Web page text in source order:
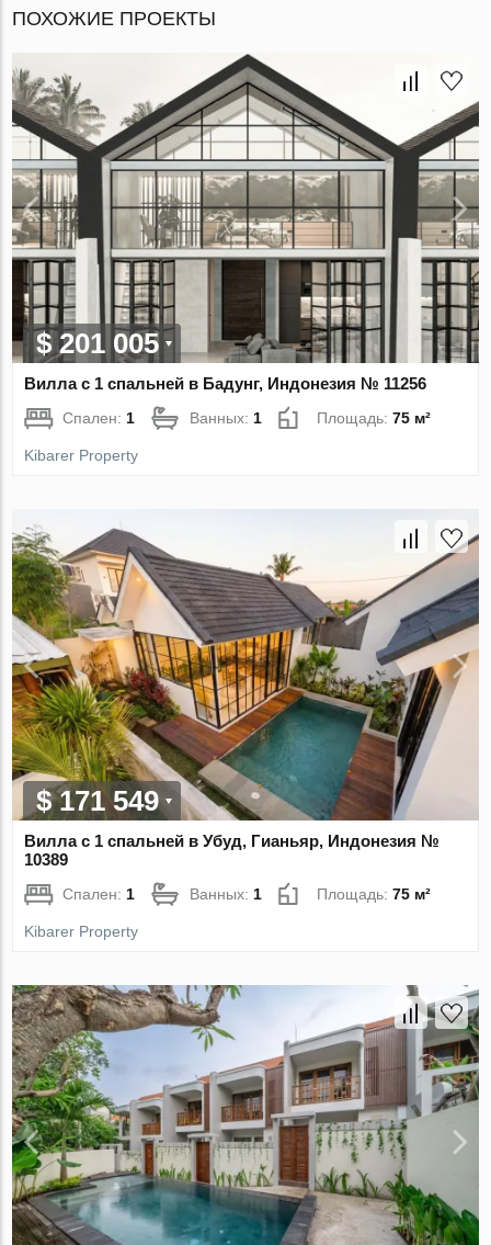
ПОХОЖИЕ ПРОЕКТЫ
$ 201 005
Вилла с 1 спальней в Бадунг, Индонезия № 11256
Спален:1 Ванных:1 Площадь:75 м²
Kibarer Property
$ 171 549
Вилла с 1 спальней в Убуд, Гианьяр, Индонезия №
10389
Спален: 1 Ванных: 1 Площадь:75 м²
Kibarer Property